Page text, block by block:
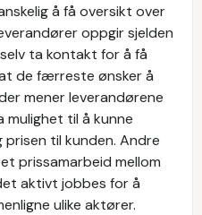
å få oversikt over
oppgir sjelden
ta kontakt for å få
de færreste ønsker å
mener leverandørene
mulighet til å kunne
til kunden. Andre
prissamarbeid mellom
aktivt jobbes for å
ulike aktører.